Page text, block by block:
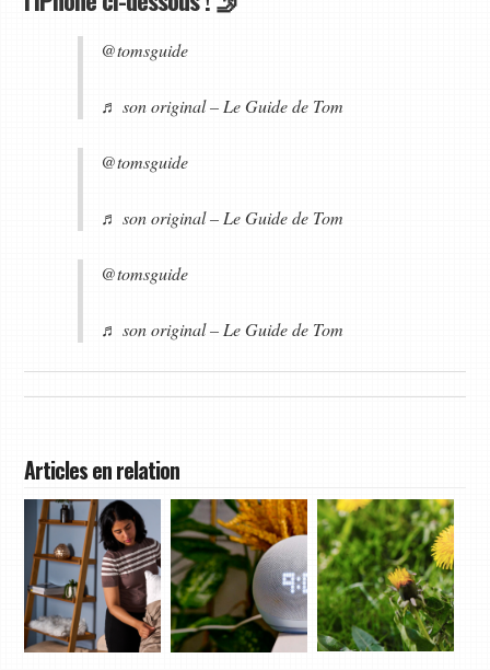
@tomsguide
♬ son original – Le Guide de Tom
@tomsguide
♬ son original – Le Guide de Tom
@tomsguide
♬ son original – Le Guide de Tom
Articles en relation